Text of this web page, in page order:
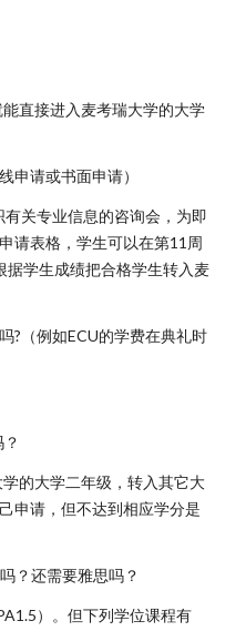
直接进入麦考瑞大学的大学
申请或书面申请）
关专业信息的咨询会，为即
请表格，学生可以在第11周
据学生成绩把合格学生转入麦
?（例如ECU的学费在典礼时
的大学二年级，转入其它大
申请，但不达到相应学分是
？还需要雅思吗？
）。但下列学位课程有